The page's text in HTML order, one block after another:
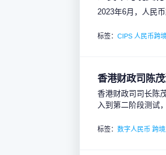
2023年6月，人民
标签：CIPS 人民币跨
香港财政司陈
香港财政司司长陈
入到第二阶段测试
标签：数字人民币 跨